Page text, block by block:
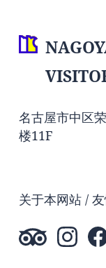
名古屋市中区
楼11F
关于本网站